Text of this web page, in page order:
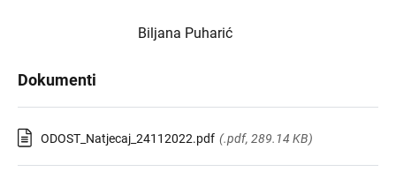
Biljana Puharić
Dokumenti
ODOST_Natjecaj_24112022.pdf (.pdf, 289.14 KB)